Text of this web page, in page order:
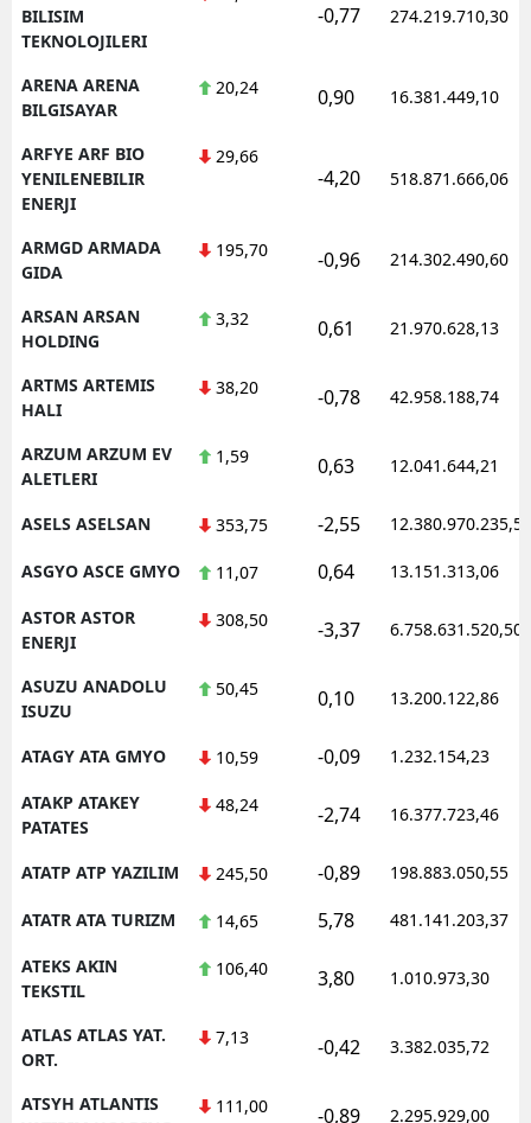
BILISIM
TEKNOLOJILERI
-0,77 274.219.710,30
ARENA ARENA
BILGISAYAR
20,24 0,90 16.381.449,10
ARFYE ARF BIO
YENILENEBILIR
ENERJI
29,66
-4,20 518.871.666,06
ARMGD ARMADA
GIDA
195,70 -0,96 214.302.490,60
ARSAN ARSAN
HOLDING
3,32 0,61 21.970.628,13
ARTMS ARTEMIS
HALI
38,20 -0,78 42.958.188,74
ARZUM ARZUM EV
ALETLERI
1,59 0,63 12.041.644,21
ASELS ASELSAN 353,75 -2,55 12.380.970.235,50
ASGYO ASCE GMYO 11,07 0,64 13.151.313,06
ASTOR ASTOR
ENERJI
308,50 -3,37 6.758.631.520,50
ASUZU ANADOLU
ISUZU
50,45 0,10 13.200.122,86
ATAGY ATA GMYO 10,59 -0,09 1.232.154,23
ATAKP ATAKEY
PATATES
48,24 -2,74 16.377.723,46
ATATP ATP YAZILIM 245,50 -0,89 198.883.050,55
ATATR ATA TURIZM 14,65 5,78 481.141.203,37
ATEKS AKIN
TEKSTIL
106,40 3,80 1.010.973,30
ATLAS ATLAS YAT.
ORT.
7,13 -0,42 3.382.035,72
ATSYH ATLANTIS
111,00 -0,89 2.295.929,00